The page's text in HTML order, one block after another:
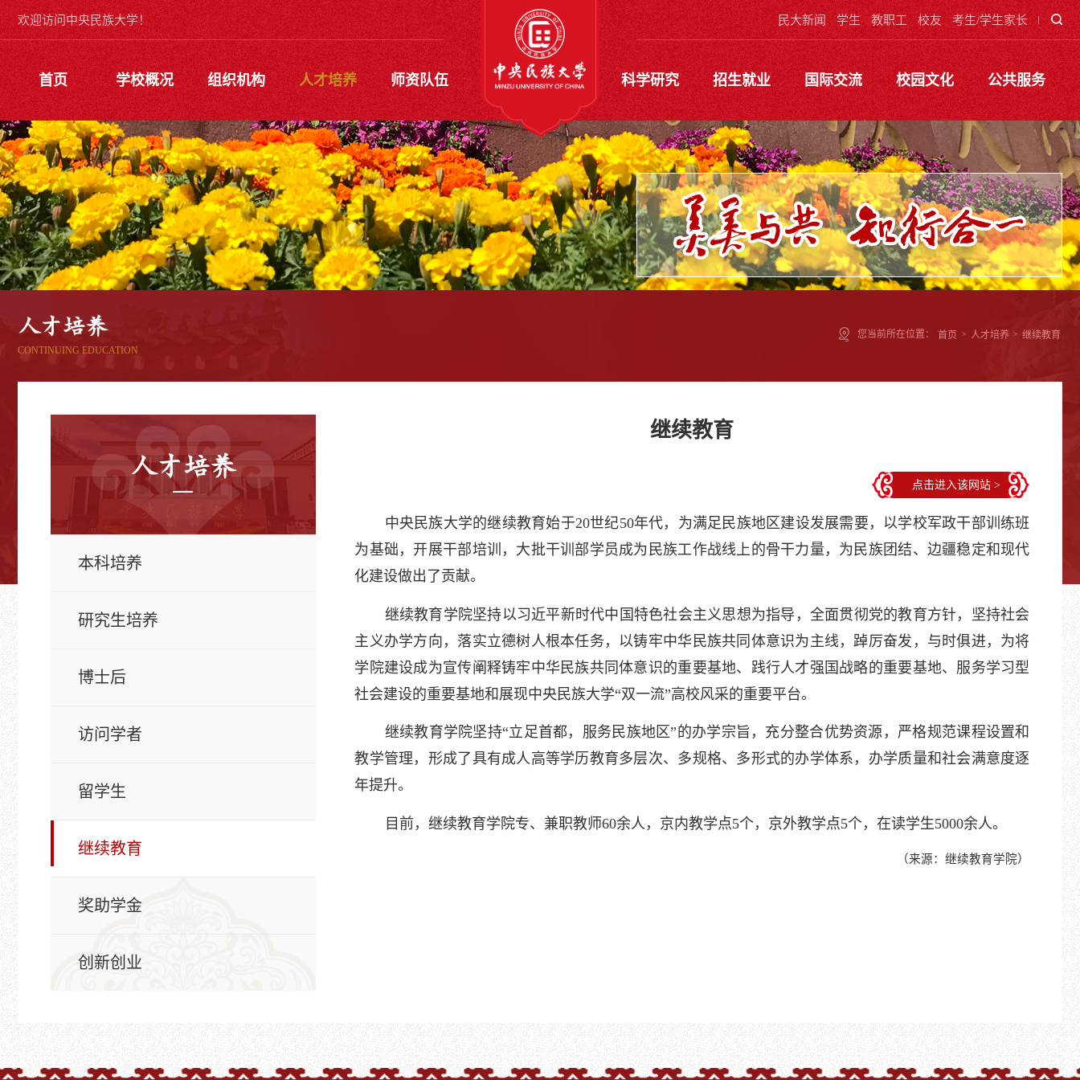
欢迎访问中央民族大学！ 民大新闻 学生 教职工 校友 考生/学生家长
首页 学校概况 组织机构 人才培养 师资队伍 科学研究 招生就业 国际交流 校园文化 公共服务
人才培养
CONTINUING EDUCATION
您当前所在位置： 首页 > 人才培养 > 继续教育
人才培养
本科培养
研究生培养
博士后
访问学者
留学生
继续教育
奖助学金
创新创业
继续教育
点击进入该网站 >
中央民族大学的继续教育始于20世纪50年代，为满足民族地区建设发展需要，以学校军政干部训练班
为基础，开展干部培训，大批干训部学员成为民族工作战线上的骨干力量，为民族团结、边疆稳定和现代
化建设做出了贡献。
继续教育学院坚持以习近平新时代中国特色社会主义思想为指导，全面贯彻党的教育方针，坚持社会
主义办学方向，落实立德树人根本任务，以铸牢中华民族共同体意识为主线，踔厉奋发，与时俱进，为将
学院建设成为宣传阐释铸牢中华民族共同体意识的重要基地、践行人才强国战略的重要基地、服务学习型
社会建设的重要基地和展现中央民族大学“双一流”高校风采的重要平台。
继续教育学院坚持“立足首都，服务民族地区”的办学宗旨，充分整合优势资源，严格规范课程设置和
教学管理，形成了具有成人高等学历教育多层次、多规格、多形式的办学体系，办学质量和社会满意度逐
年提升。
目前， 继续教育学院专、兼职教师60余人，京内教学点5个，京外教学点5个，在读学生5000余人。
（来源：继续教育学院）